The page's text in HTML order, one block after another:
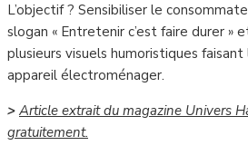
L’objectif ? Sensibiliser le
slogan « Entretenir c’est faire durer »
plusieurs visuels humoristiques
appareil électroménager.
> Article extrait du magazine Univers
gratuitement.